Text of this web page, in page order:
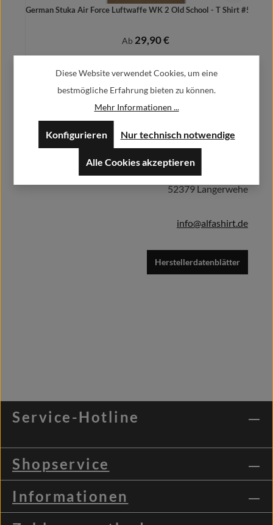
German Stuka Air Force Luftwaffe WK 2 Old School - T Shirt #5926
Regulärer Preis:
Ab 29,90 €
Alfa GmbH / Alfashirt
Weisweilerstr.20-22
52379 Langerwehe
info@alfashirt.de
Herstellerdatenblätter
Service-Hotline
Shopservice
Informationen
Diese Website verwendet Cookies, um eine
bestmögliche Erfahrung bieten zu können.
Mehr Informationen ...
Nur technisch notwendige
Konfigurieren
Alle Cookies akzeptieren